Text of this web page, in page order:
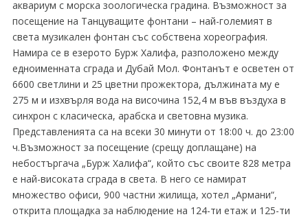
аквариум с морска зоологическа градина. Възможност за
посещение на Танцуващите фонтани – най-големият в
света музикален фонтан със собствена хореография.
Намира се в езерото Бурж Халифа, разположено между
едноименната сграда и Дубай Мол. Фонтанът е осветен от
6600 светлини и 25 цветни прожектора, дължината му е
275 м и изхвърля вода на височина 152,4 м във въздуха в
синхрон с класическа, арабска и световна музика.
Представленията са на всеки 30 минути от 18:00 ч. до 23:00
ч.Възможност за посещение (срещу доплащане) на
небостъргача „Бурж Халифа“, който със своите 828 метра
е най-високата сграда в света. В него се намират
множество офиси, 900 частни жилища, хотел „Армани“,
открита площадка за наблюдение на 124-ти етаж и 125-ти